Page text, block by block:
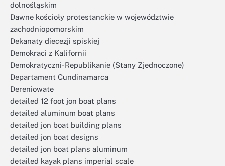
dolnośląskim
Dawne kościoły protestanckie w województwie
zachodniopomorskim
Dekanaty diecezji spiskiej
Demokraci z Kalifornii
Demokratyczni-Republikanie (Stany Zjednoczone)
Departament Cundinamarca
Dereniowate
detailed 12 foot jon boat plans
detailed aluminum boat plans
detailed jon boat building plans
detailed jon boat designs
detailed jon boat plans aluminum
detailed kayak plans imperial scale